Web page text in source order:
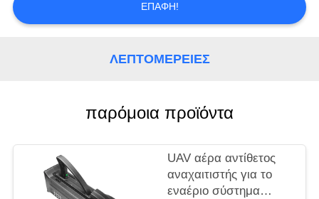
ΖΗΤΉΣΤΕ
ΑΠΌΣΠΑΣΜΑ
SITEMAP
PRIVACY
POLICY
ΕΠΑΦΉ!
ΛΕΠΤΟΜΈΡΕΙΕΣ
παρόμοια προϊόντα
UAV αέρα αντίθετος
αναχαιτιστής για το
εναέριο σύστημα